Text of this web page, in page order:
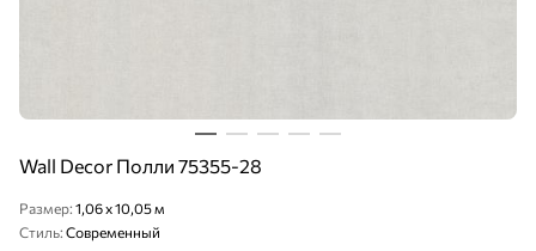
Wall Decor Полли 75355-28
Размер: 1,06 x 10,05 м
Стиль: Современный